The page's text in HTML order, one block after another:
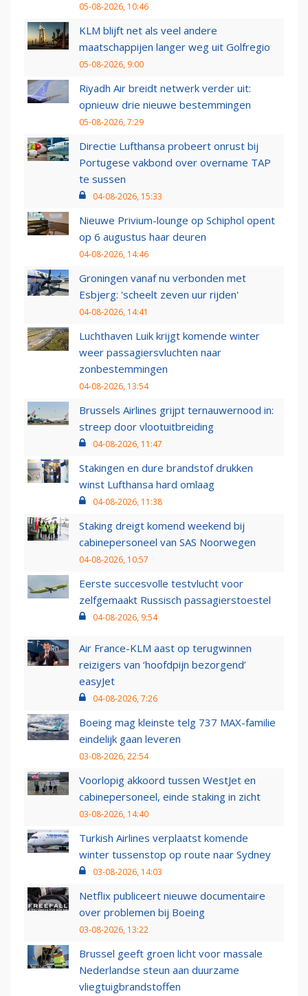
05-08-2026, 10:46
KLM blijft net als veel andere
maatschappijen langer weg uit Golfregio
05-08-2026, 9:00
Riyadh Air breidt netwerk verder uit:
opnieuw drie nieuwe bestemmingen
05-08-2026, 7:29
Directie Lufthansa probeert onrust bij
Portugese vakbond over overname TAP
te sussen
04-08-2026, 15:33
Nieuwe Privium-lounge op Schiphol opent
op 6 augustus haar deuren
04-08-2026, 14:46
Groningen vanaf nu verbonden met
Esbjerg: 'scheelt zeven uur rijden'
04-08-2026, 14:41
Luchthaven Luik krijgt komende winter
weer passagiersvluchten naar
zonbestemmingen
04-08-2026, 13:54
Brussels Airlines grijpt ternauwernood in:
streep door vlootuitbreiding
04-08-2026, 11:47
Stakingen en dure brandstof drukken
winst Lufthansa hard omlaag
04-08-2026, 11:38
Staking dreigt komend weekend bij
cabinepersoneel van SAS Noorwegen
04-08-2026, 10:57
Eerste succesvolle testvlucht voor
zelfgemaakt Russisch passagierstoestel
04-08-2026, 9:54
Air France-KLM aast op terugwinnen
reizigers van ‘hoofdpijn bezorgend’
easyJet
04-08-2026, 7:26
Boeing mag kleinste telg 737 MAX-familie
eindelijk gaan leveren
03-08-2026, 22:54
Voorlopig akkoord tussen WestJet en
cabinepersoneel, einde staking in zicht
03-08-2026, 14:40
Turkish Airlines verplaatst komende
winter tussenstop op route naar Sydney
03-08-2026, 14:03
Netflix publiceert nieuwe documentaire
over problemen bij Boeing
03-08-2026, 13:22
Brussel geeft groen licht voor massale
Nederlandse steun aan duurzame
vliegtuigbrandstoffen